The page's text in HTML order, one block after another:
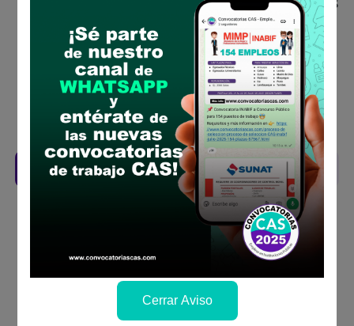
requisitos para el puesto
Prepara tu documentación y presentalo en
la fechas y por los medios que indica las
bases
Revisar el cronograma para conocer cuando
se publicará los resultados
Descarga aquí las Bases
Cerrar Aviso